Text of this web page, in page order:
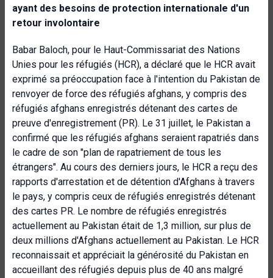
ayant des besoins de protection internationale d'un
retour involontaire
Babar Baloch, pour le Haut-Commissariat des Nations
Unies pour les réfugiés (HCR), a déclaré que le HCR avait
exprimé sa préoccupation face à l'intention du Pakistan de
renvoyer de force des réfugiés afghans, y compris des
réfugiés afghans enregistrés détenant des cartes de
preuve d'enregistrement (PR). Le 31 juillet, le Pakistan a
confirmé que les réfugiés afghans seraient rapatriés dans
le cadre de son "plan de rapatriement de tous les
étrangers". Au cours des derniers jours, le HCR a reçu des
rapports d'arrestation et de détention d'Afghans à travers
le pays, y compris ceux de réfugiés enregistrés détenant
des cartes PR. Le nombre de réfugiés enregistrés
actuellement au Pakistan était de 1,3 million, sur plus de
deux millions d'Afghans actuellement au Pakistan. Le HCR
reconnaissait et appréciait la générosité du Pakistan en
accueillant des réfugiés depuis plus de 40 ans malgré